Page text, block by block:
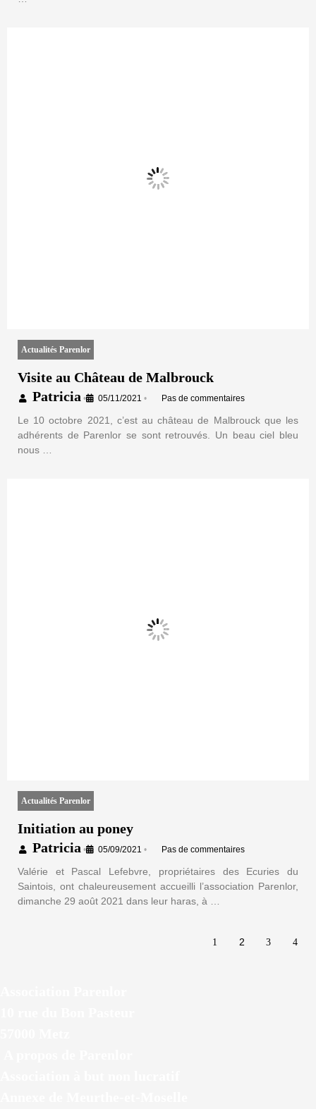
Actualités Parenlor
Visite au Château de Malbrouck
Patricia • 05/11/2021 • Pas de commentaires
Le 10 octobre 2021, c’est au château de Malbrouck que les
adhérents de Parenlor se sont retrouvés. Un beau ciel bleu
nous …
Actualités Parenlor
Initiation au poney
Patricia • 05/09/2021 • Pas de commentaires
Valérie et Pascal Lefebvre, propriétaires des Ecuries du
Saintois, ont chaleureusement accueilli l’association Parenlor,
dimanche 29 août 2021 dans leur haras, à …
1 2 3 4